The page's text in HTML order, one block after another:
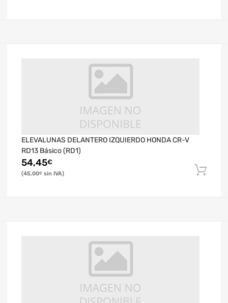
ELEVALUNAS DELANTERO IZQUIERDO HONDA CR-V
RD13 Básico (RD1)
54,45€
45,00€